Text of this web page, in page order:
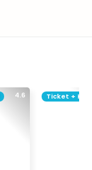
4.6 Ticket +